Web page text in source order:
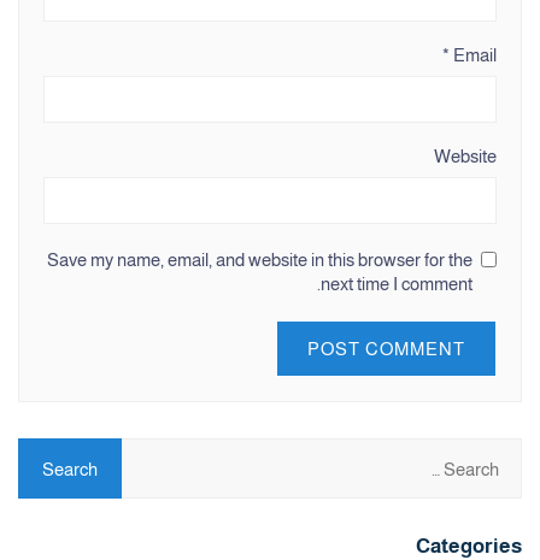
Email
*
Website
Save my name, email, and website in this browser for the
next time I comment.
Categories